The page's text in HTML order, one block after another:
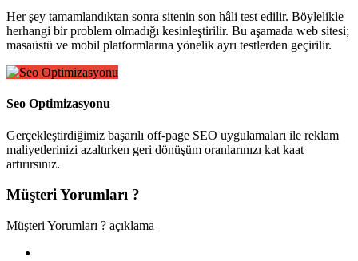
Her şey tamamlandıktan sonra sitenin son hâli test edilir. Böylelikle
herhangi bir problem olmadığı kesinleştirilir. Bu aşamada web sitesi;
masaüstü ve mobil platformlarına yönelik ayrı testlerden geçirilir.
Seo Optimizasyonu
Gerçekleştirdiğimiz başarılı off-page SEO uygulamaları ile reklam
maliyetlerinizi azaltırken geri dönüşüm oranlarınızı kat kaat
artırırsınız.
Müşteri Yorumları ?
Müşteri Yorumları ? açıklama